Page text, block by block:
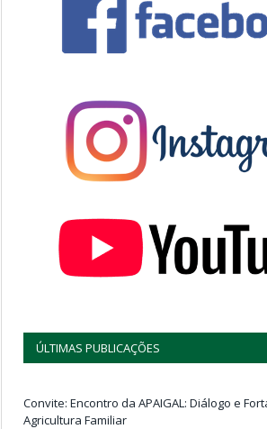
ÚLTIMAS PUBLICAÇÕES
Convite: Encontro da APAIGAL: Diálogo e
Agricultura Familiar